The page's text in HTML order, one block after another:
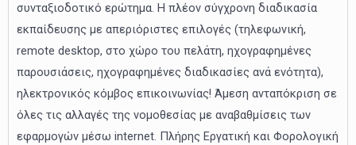
συνταξιοδοτικό ερώτημα. Η πλέον σύγχρονη διαδικασία
εκπαίδευσης με απεριόριστες επιλογές (τηλεφωνική,
remote desktop, στο χώρο του πελάτη, ηχογραφημένες
παρουσιάσεις, ηχογραφημένες διαδικασίες ανά ενότητα),
ηλεκτρονικός κόμβος επικοινωνίας! Άμεση ανταπόκριση σε
όλες τις αλλαγές της νομοθεσίας με αναβαθμίσεις των
εφαρμογών μέσω internet. Πλήρης Εργατική και Φορολογική